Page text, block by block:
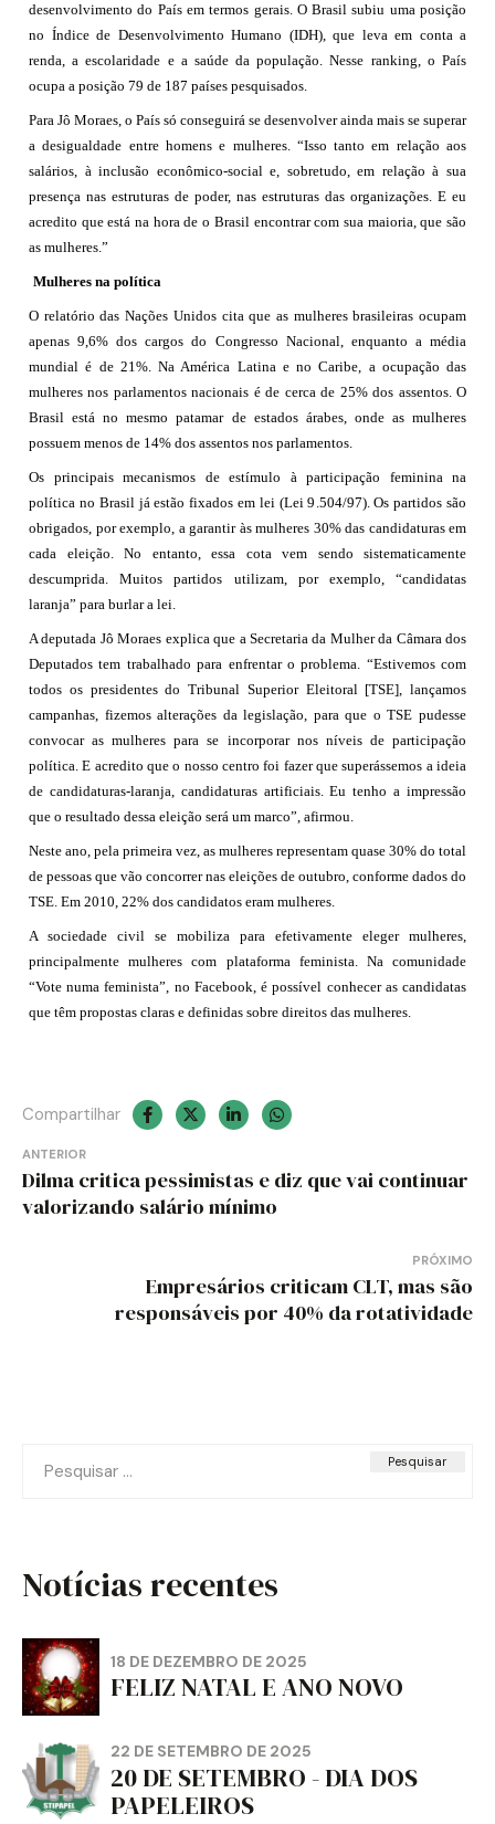
desenvolvimento do País em termos gerais. O Brasil subiu uma posição
no Índice de Desenvolvimento Humano (IDH), que leva em conta a
renda, a escolaridade e a saúde da população. Nesse ranking, o País
ocupa a posição 79 de 187 países pesquisados.
Para Jô Moraes, o País só conseguirá se desenvolver ainda mais se superar
a desigualdade entre homens e mulheres. “Isso tanto em relação aos
salários, à inclusão econômico-social e, sobretudo, em relação à sua
presença nas estruturas de poder, nas estruturas das organizações. E eu
acredito que está na hora de o Brasil encontrar com sua maioria, que são
as mulheres.”
Mulheres na política
O relatório das Nações Unidos cita que as mulheres brasileiras ocupam
apenas 9,6% dos cargos do Congresso Nacional, enquanto a média
mundial é de 21%. Na América Latina e no Caribe, a ocupação das
mulheres nos parlamentos nacionais é de cerca de 25% dos assentos. O
Brasil está no mesmo patamar de estados árabes, onde as mulheres
possuem menos de 14% dos assentos nos parlamentos.
Os principais mecanismos de estímulo à participação feminina na
política no Brasil já estão fixados em lei (Lei 9.504/97). Os partidos são
obrigados, por exemplo, a garantir às mulheres 30% das candidaturas em
cada eleição. No entanto, essa cota vem sendo sistematicamente
descumprida. Muitos partidos utilizam, por exemplo, “candidatas
laranja” para burlar a lei.
A deputada Jô Moraes explica que a Secretaria da Mulher da Câmara dos
Deputados tem trabalhado para enfrentar o problema. “Estivemos com
todos os presidentes do Tribunal Superior Eleitoral [TSE], lançamos
campanhas, fizemos alterações da legislação, para que o TSE pudesse
convocar as mulheres para se incorporar nos níveis de participação
política. E acredito que o nosso centro foi fazer que superássemos a ideia
de candidaturas-laranja, candidaturas artificiais. Eu tenho a impressão
que o resultado dessa eleição será um marco”, afirmou.
Neste ano, pela primeira vez, as mulheres representam quase 30% do total
de pessoas que vão concorrer nas eleições de outubro, conforme dados do
TSE. Em 2010, 22% dos candidatos eram mulheres.
A sociedade civil se mobiliza para efetivamente eleger mulheres,
principalmente mulheres com plataforma feminista. Na comunidade
“Vote numa feminista”, no Facebook, é possível conhecer as candidatas
que têm propostas claras e definidas sobre direitos das mulheres.
Compartilhar
Navegação
de
ANTERIOR
Dilma critica pessimistas e diz que vai continuar
valorizando salário mínimo
PRÓXIMO
Empresários criticam CLT, mas são
responsáveis por 40% da rotatividade
por:
Notícias recentes
18 DE DEZEMBRO DE 2025
FELIZ NATAL E ANO NOVO
22 DE SETEMBRO DE 2025
20 DE SETEMBRO - DIA DOS
PAPELEIROS